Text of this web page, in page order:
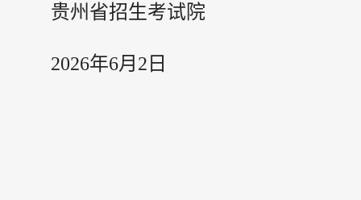
贵州省招生考试院
2026年6月2日